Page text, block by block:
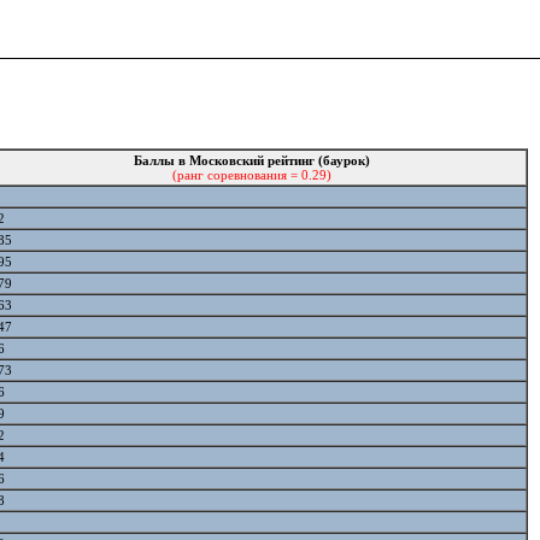
Баллы в Московский рейтинг (баурок)
(ранг соревнования = 0.29)